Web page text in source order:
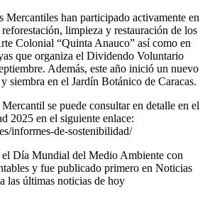
Mercantiles han participado activamente en
limpieza y restauración de los
Colonial “Quinta Anauco” así como en
que organiza el Dividendo Voluntario
Además, este año inició un nuevo
siembra en el Jardín Botánico de Caracas.
se puede consultar en detalle en el
2025 en el siguiente enlace:
informes-de-sostenibilidad/
Día Mundial del Medio Ambiente con
y fue publicado primero en Noticias
las últimas noticias de hoy